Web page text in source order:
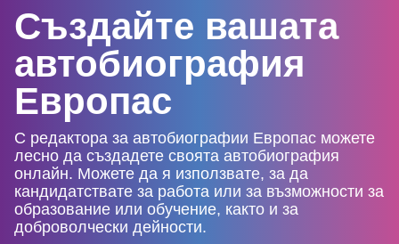
Създайте вашата
автобиография
Европас
С редактора за автобиографии Европас можете
лесно да създадете своята автобиография
онлайн. Можете да я използвате, за да
кандидатствате за работа или за възможности за
образование или обучение, както и за
доброволчески дейности.